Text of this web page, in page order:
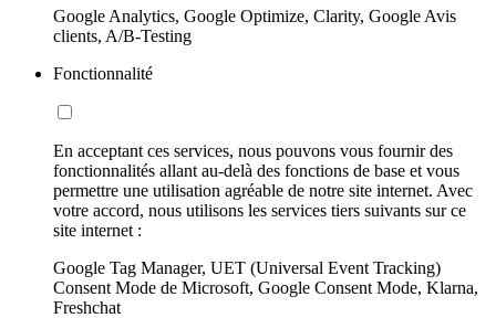
Google Analytics, Google Optimize, Clarity, Google Avis
clients, A/B-Testing
Fonctionnalité
En acceptant ces services, nous pouvons vous fournir des
fonctionnalités allant au-delà des fonctions de base et vous
permettre une utilisation agréable de notre site internet. Avec
votre accord, nous utilisons les services tiers suivants sur ce
site internet :
Google Tag Manager, UET (Universal Event Tracking)
Consent Mode de Microsoft, Google Consent Mode, Klarna,
Freshchat